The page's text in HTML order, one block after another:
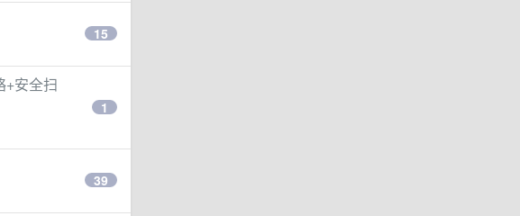
15
+安全扫
1
39